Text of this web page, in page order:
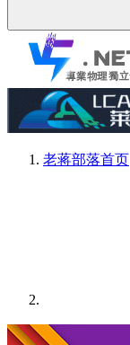
老蒋部落首页